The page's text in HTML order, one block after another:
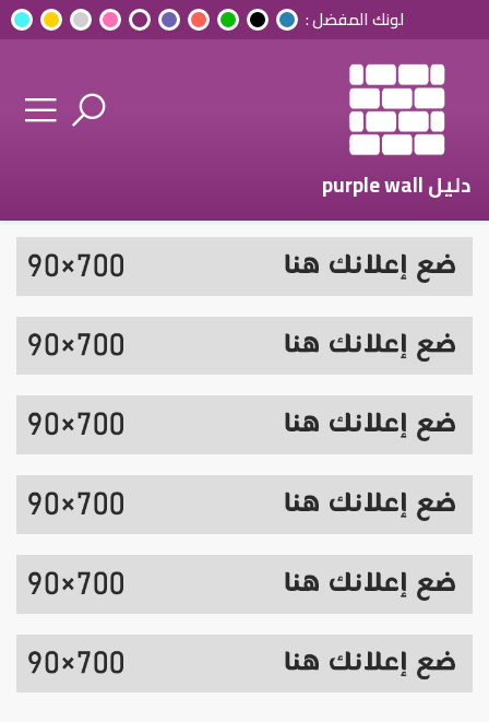
لونك المفضل :
دليل purple wall